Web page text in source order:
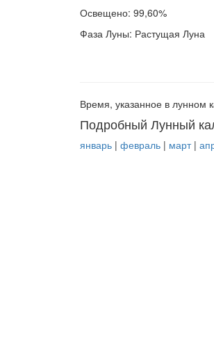
Освещено: 99,60%
Фаза Луны: Растущая Луна
Время, указанное в лунном
Подробный Лунный
январь| февраль| март|